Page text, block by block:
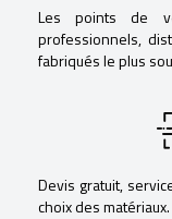
Les points de
professionnels,
fabriqués le plus
Devis gratuit,
choix des matériaux.